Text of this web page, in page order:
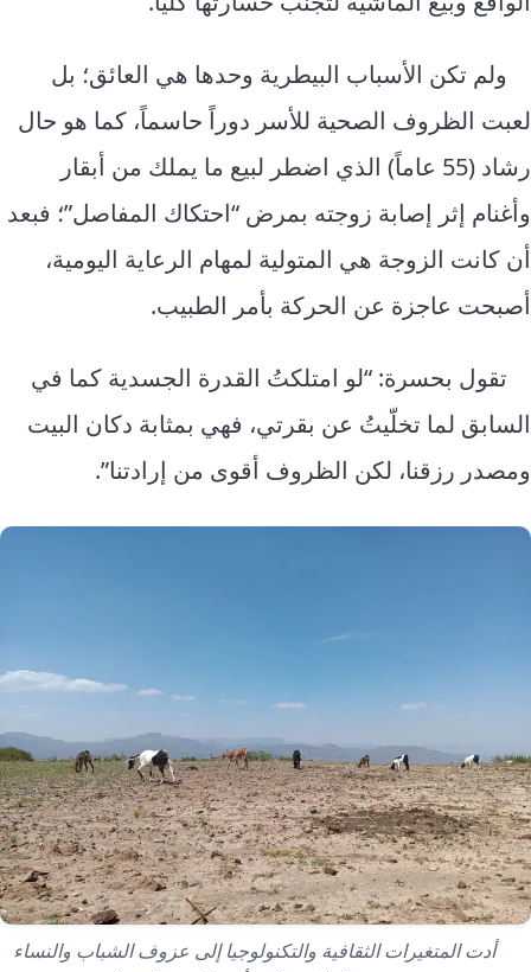
ولم تكن الأسباب البيطرية وحدها هي العائق؛ بل
لعبت الظروف الصحية للأسر دوراً حاسماً، كما هو حال
رشاد (55 عاماً) الذي اضطر لبيع ما يملك من أبقار
وأغنام إثر إصابة زوجته بمرض “احتكاك المفاصل”؛ فبعد
أن كانت الزوجة هي المتولية لمهام الرعاية اليومية،
أصبحت عاجزة عن الحركة بأمر الطبيب.
تقول بحسرة: “لو امتلكتُ القدرة الجسدية كما في
السابق لما تخلّيتُ عن بقرتي، فهي بمثابة دكان البيت
ومصدر رزقنا، لكن الظروف أقوى من إرادتنا”.
أدت المتغيرات الثقافية والتكنولوجيا إلى عزوف الشباب والنساء